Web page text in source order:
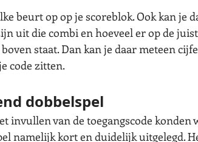
beurt op op je scoreblok. Ook kan je
uit die combi en hoeveel er op de
staat. Dan kan je daar meteen
code zitten.
dobbelspel
invullen van de toegangscode konden
namelijk kort en duidelijk uitgelegd.